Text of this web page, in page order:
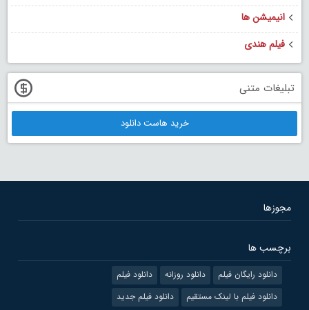
انیمیشن ها
فیلم هندی
تبلیغات متنی
خرید هاست دانلود
مجوزها
برچسب ها
دانلود رایگان فیلم دانلود روزانه
دانلود فیلم
دانلود فیلم با لینک مستقیم
دانلود فیلم جدید